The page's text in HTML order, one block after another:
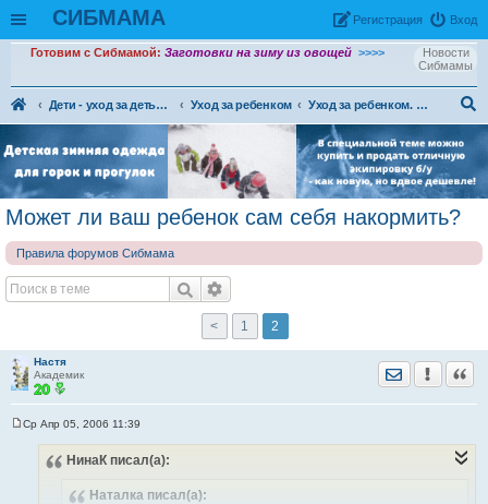
СИБМАМА Вход
Рeгиcтpaция
Новости
Сибмамы
Готовим с Сибмамой: Заготовки на зиму из овощей >>>>
Дети - уход за детьми, питание и воспитание детей. Уход за ребенком
Уход за ребенком. Архив форума
Может ли ваш ребенок сам себя накормить?
Правила форумов Сибмама
< 1 2
Настя
Академик
Отправить
Ср Апр 05, 2006 11:39
НинаК писал(а):
Наталка писал(а):